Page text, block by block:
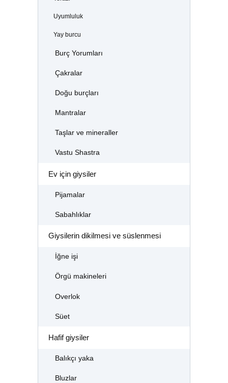
Uyumluluk
Yay burcu
Burç Yorumları
Çakralar
Doğu burçları
Mantralar
Taşlar ve mineraller
Vastu Shastra
Ev için giysiler
Pijamalar
Sabahlıklar
Giysilerin dikilmesi ve süslenmesi
İğne işi
Örgü makineleri
Overlok
Süet
Hafif giysiler
Balıkçı yaka
Bluzlar